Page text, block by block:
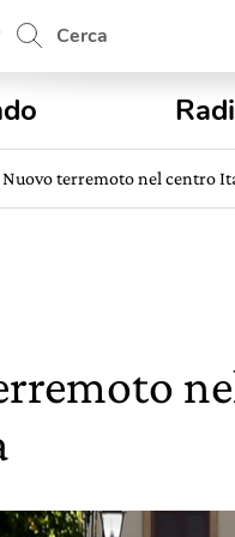
Cerca
Nuovo terremoto nel centro